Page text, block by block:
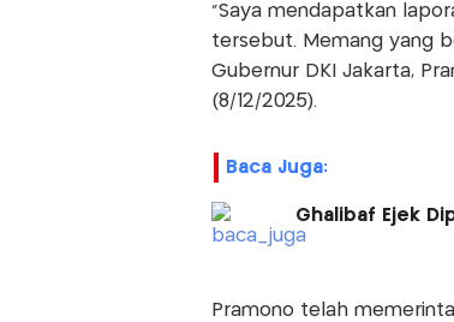
"Saya mendapatkan
tersebut. Memang yang
Gubernur DKI Jakarta,
(8/12/2025).
Baca Juga:
Ghalibaf Ejek
Pramono telah